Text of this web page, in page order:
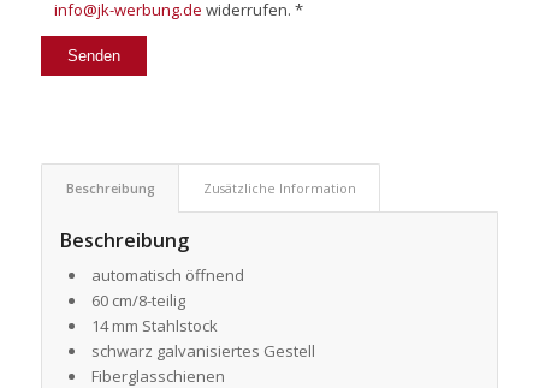
info@jk-werbung.de widerrufen. *
Beschreibung Zusätzliche Information
Beschreibung
automatisch öffnend
60 cm/8-teilig
14 mm Stahlstock
schwarz galvanisiertes Gestell
Fiberglasschienen